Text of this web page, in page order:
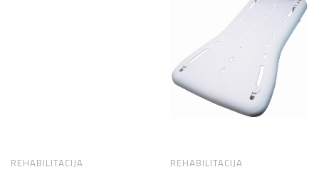
REHABILITACIJA REHABILITACIJA